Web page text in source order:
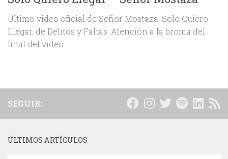
Último video oficial de Señor Mostaza: Solo Quiero
Llegar, de Delitos y Faltas. Atención a la broma del
final del video.
SEGUIR:
ÚLTIMOS ARTÍCULOS